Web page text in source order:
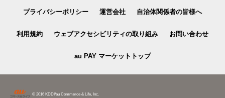
プライバシーポリシー 運営会社 自治体関係者の皆様へ
利用規約 ウェブアクセシビリティの取り組み お問い合わせ
au PAY マーケットトップ
© 2016 KDDI/au Commerce & Life, Inc.